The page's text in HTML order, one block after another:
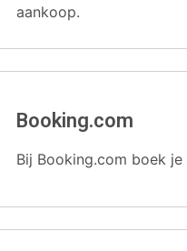
aankoop.
Booking.com
Bij Booking.com boek